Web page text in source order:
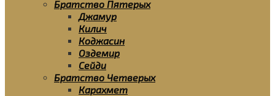
Братство Пятерых
Джамур
Килич
Коджасин
Оздемир
Сейди
Братство Четверых
Карахмет